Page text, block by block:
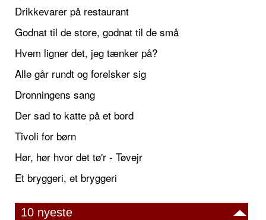
Drikkevarer på restaurant
Godnat til de store, godnat til de små
Hvem ligner det, jeg tænker på?
Alle går rundt og forelsker sig
Dronningens sang
Der sad to katte på et bord
Tivoli for børn
Hør, hør hvor det tø'r - Tøvejr
Et bryggeri, et bryggeri
10 nyeste